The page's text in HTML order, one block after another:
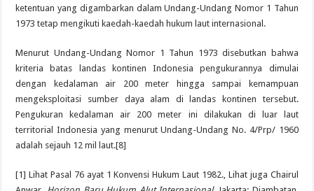
ketentuan yang digambarkan dalam Undang-Undang Nomor 1 Tahun
1973 tetap mengikuti kaedah-kaedah hukum laut internasional.
Menurut Undang-Undang Nomor 1 Tahun 1973 disebutkan bahwa
kriteria batas landas kontinen Indonesia pengukurannya dimulai
dengan kedalaman air 200 meter hingga sampai kemampuan
mengeksploitasi sumber daya alam di landas kontinen tersebut.
Pengukuran kedalaman air 200 meter ini dilakukan di luar laut
territorial Indonesia yang menurut Undang-Undang No. 4/Prp/ 1960
adalah sejauh 12 mil laut.[8]
[1] Lihat Pasal 76 ayat 1 Konvensi Hukum Laut 1982., Lihat juga Chairul